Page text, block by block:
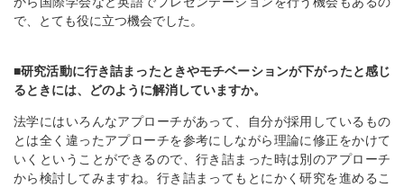
で、とても役に立つ機会でした。
■研究活動に行き詰まったときやモチベーションが下がったと感じ
るときには、どのように解消していますか。
法学にはいろんなアプローチがあって、自分が採用しているもの
とは全く違ったアプローチを参考にしながら理論に修正をかけて
いくということができるので、行き詰まった時は別のアプローチ
から検討してみますね。行き詰まってもとにかく研究を進めるこ